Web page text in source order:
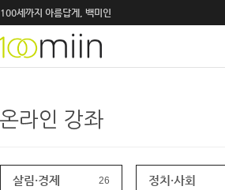
100세까지 아름답게, 백미인
살림·경제 26 정치·사회